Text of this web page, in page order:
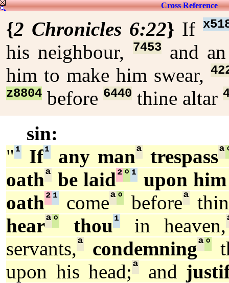
Cross Reference
{2 Chronicles 6:22}If
his neighbour, 7453and
him to make him swear,
z8804 before 6440 thine altar
sin:
"¹ If¹any manª trespassª
oathª be laid²° ¹ upon him
oath²¹ comeª° beforeª
hearª° thou¹in heaven,
servants,ª condemningª°
upon his head;ª and